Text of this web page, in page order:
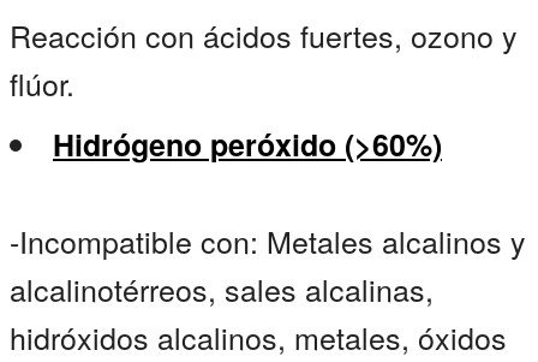
Reacción con ácidos fuertes, ozono y
flúor.
Hidrógeno peróxido (>60%)
-Incompatible con: Metales alcalinos y
alcalinotérreos, sales alcalinas,
hidróxidos alcalinos, metales, óxidos